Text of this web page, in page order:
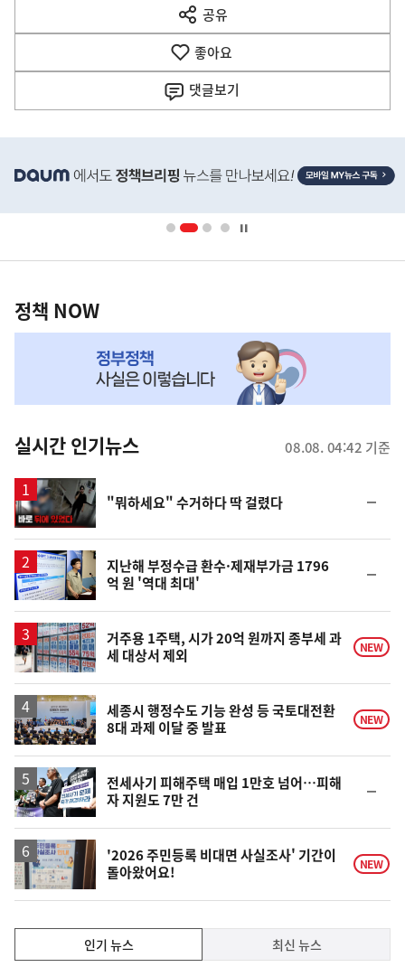
음
공유
열
기
좋아요
댓글보기
단
영
책
NOW,
뉴
스
정책 NOW
실시간 인기뉴스 08.08. 04:42 기준
영
상
"뭐하세요" 수거하다 딱 걸렸다
일
지난해 부정수급 환수·제재부가금 1796
억 원 '역대 최대'
일
거주용 1주택, 시가 20억 원까지 종부세 과
세 대상서 제외
NEW
세종시 행정수도 기능 완성 등 국토대전환
8대 과제 이달 중 발표
NEW
전세사기 피해주택 매입 1만호 넘어…피해
자 지원도 7만 건
일
'2026 주민등록 비대면 사실조사' 기간이
돌아왔어요!
NEW
인기 뉴스 최신 뉴스